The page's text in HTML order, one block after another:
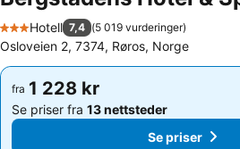
3 Stjerner
Hotell 7,4 (5 019 vurderinger)
Osloveien 2, 7374, Røros, Norge
fra 1 228 kr
Se priser fra 13 nettsteder
Se priser
fra 1 228 kr
Se priser fra 13 nettsteder
Se priser